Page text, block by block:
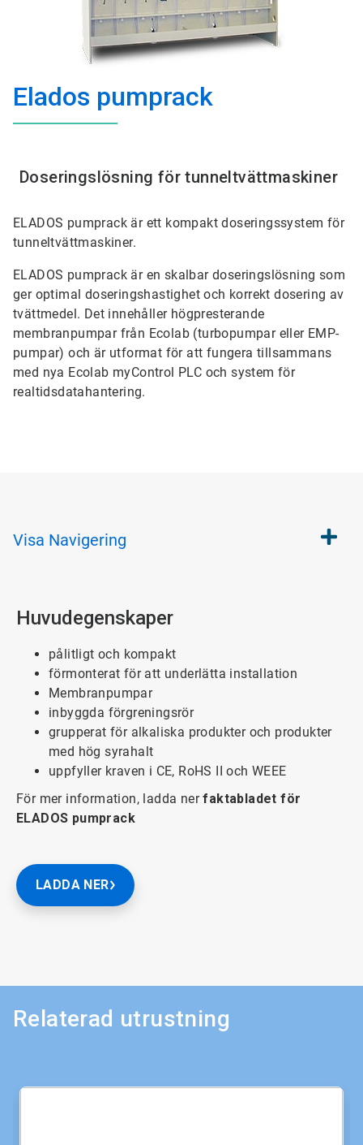
Elados pumprack
Doseringslösning för tunneltvättmaskiner
ELADOS pumprack är ett kompakt doseringssystem för
tunneltvättmaskiner.
ELADOS pumprack är en skalbar doseringslösning som
ger optimal doseringshastighet och korrekt dosering av
tvättmedel. Det innehåller högpresterande
membranpumpar från Ecolab (turbopumpar eller EMP-
pumpar) och är utformat för att fungera tillsammans
med nya Ecolab myControl PLC och system för
realtidsdatahantering.
Visa Navigering
Huvudegenskaper
pålitligt och kompakt
förmonterat för att underlätta installation
Membranpumpar
inbyggda förgreningsrör
grupperat för alkaliska produkter och produkter
med hög syrahalt
uppfyller kraven i CE, RoHS II och WEEE
För mer information, ladda nerfaktabladet för
ELADOS pumprack
LADDA NER
Relaterad utrustning
Detta